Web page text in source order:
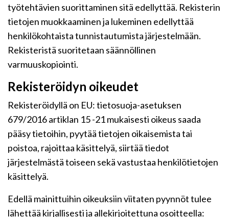
työtehtävien suorittaminen sitä edellyttää. Rekisterin
tietojen muokkaaminen ja lukeminen edellyttää
henkilökohtaista tunnistautumista järjestelmään.
Rekisteristä suoritetaan säännöllinen
varmuuskopiointi.
Rekisteröidyn oikeudet
Rekisteröidyllä on EU: tietosuoja-asetuksen
679/2016 artiklan 15 -21 mukaisesti oikeus saada
pääsy tietoihin, pyytää tietojen oikaisemista tai
poistoa, rajoittaa käsittelyä, siirtää tiedot
järjestelmästä toiseen sekä vastustaa henkilötietojen
käsittelyä.
Edellä mainittuihin oikeuksiin viitaten pyynnöt tulee
lähettää kirjallisesti ja allekirjoitettuna osoitteella: